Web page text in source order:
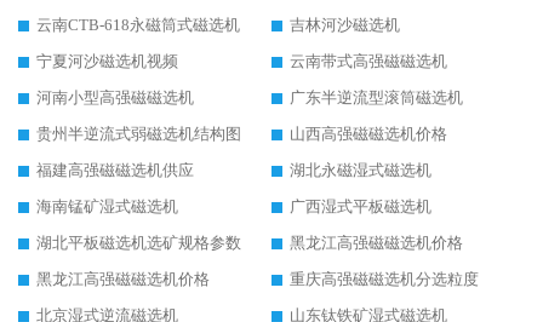
云南CTB-618永磁筒式磁选机
吉林河沙磁选机
宁夏河沙磁选机视频
云南带式高强磁磁选机
河南小型高强磁磁选机
广东半逆流型滚筒磁选机
贵州半逆流式弱磁选机结构图
山西高强磁磁选机价格
福建高强磁磁选机供应
湖北永磁湿式磁选机
海南锰矿湿式磁选机
广西湿式平板磁选机
湖北平板磁选机选矿规格参数
黑龙江高强磁磁选机价格
黑龙江高强磁磁选机价格
重庆高强磁磁选机分选粒度
北京湿式逆流磁选机
山东钛铁矿湿式磁选机